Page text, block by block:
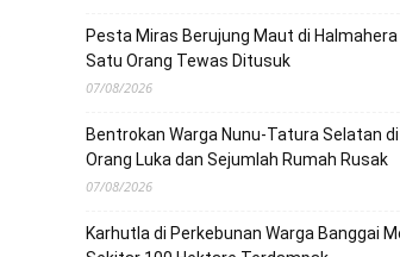
Pesta Miras Berujung Maut di Halmahera
Satu Orang Tewas Ditusuk
07/08/2026
Bentrokan Warga Nunu-Tatura Selatan di
Orang Luka dan Sejumlah Rumah Rusak
07/08/2026
Karhutla di Perkebunan Warga Banggai